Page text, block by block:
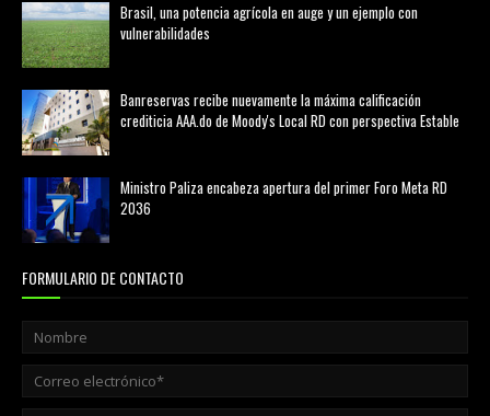
Brasil, una potencia agrícola en auge y un ejemplo con
vulnerabilidades
Banreservas recibe nuevamente la máxima calificación
crediticia AAA.do de Moody's Local RD con perspectiva Estable
Ministro Paliza encabeza apertura del primer Foro Meta RD
2036
FORMULARIO DE CONTACTO